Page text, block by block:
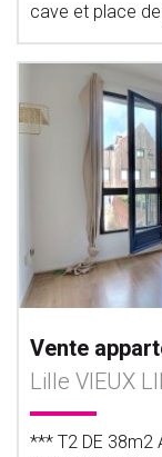
cave et place
Vente
Lille VIEUX
*** T2 DE 38m2